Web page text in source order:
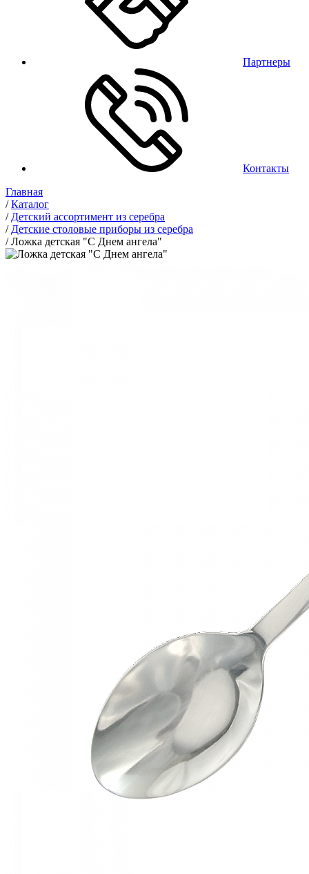
Партнеры
Контакты
Главная
/Каталог
/ Детский ассортимент из серебра
/ Детские столовые приборы из серебра
/Ложка детская "С Днем ангела"